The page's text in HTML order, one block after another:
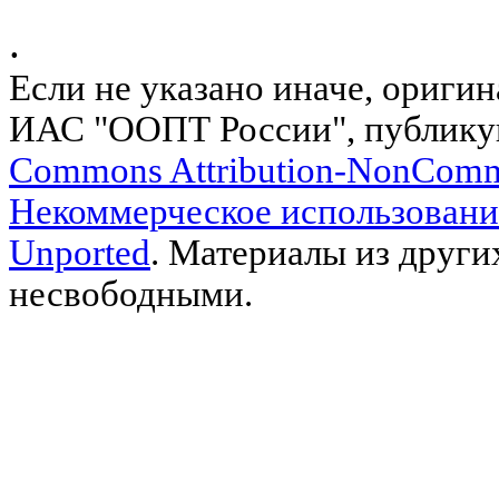
.
Если не указано иначе,
ИАС "ООПТ России",
Commons Attribution-
Некоммерческое
Unported. Материалы из
несвободными.